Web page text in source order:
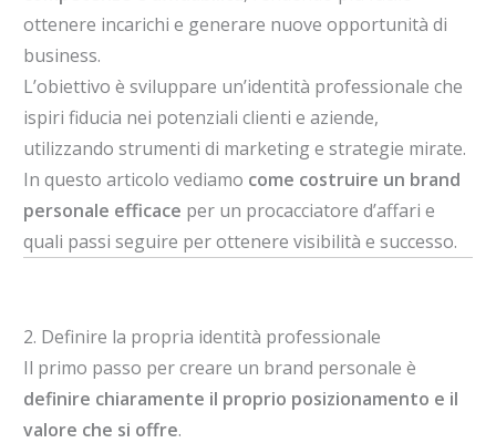
ottenere incarichi e generare nuove opportunità di
business.
L’obiettivo è sviluppare un’identità professionale che
ispiri fiducia nei potenziali clienti e aziende,
utilizzando strumenti di marketing e strategie mirate.
In questo articolo vediamo come costruire un brand
personale efficace per un procacciatore d’affari e
quali passi seguire per ottenere visibilità e successo.
2. Definire la propria identità professionale
Il primo passo per creare un brand personale è
definire chiaramente il proprio posizionamento e il
valore che si offre.